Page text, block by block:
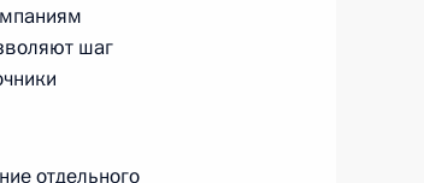
шаг
отдельного